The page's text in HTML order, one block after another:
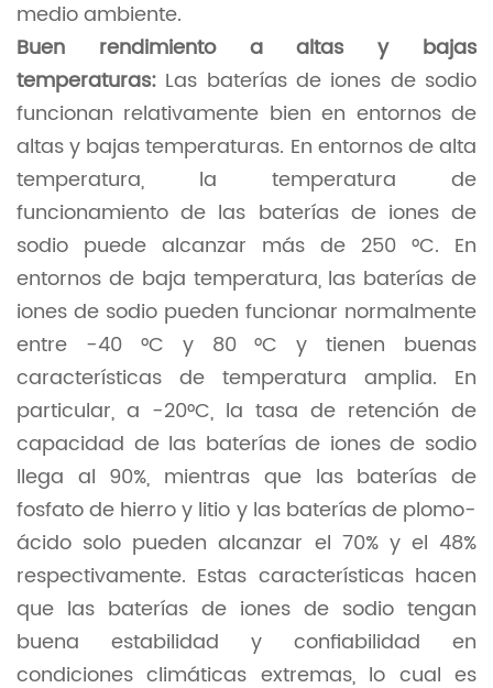
medio ambiente.
Buen rendimiento a altas y bajas
temperaturas: Las baterías de iones de sodio
funcionan relativamente bien en entornos de
altas y bajas temperaturas. En entornos de alta
temperatura, la temperatura de
funcionamiento de las baterías de iones de
sodio puede alcanzar más de 250 °C. En
entornos de baja temperatura, las baterías de
iones de sodio pueden funcionar normalmente
entre -40 °C y 80 °C y tienen buenas
características de temperatura amplia. En
particular, a -20°C, la tasa de retención de
capacidad de las baterías de iones de sodio
llega al 90%, mientras que las baterías de
fosfato de hierro y litio y las baterías de plomo-
ácido solo pueden alcanzar el 70% y el 48%
respectivamente. Estas características hacen
que las baterías de iones de sodio tengan
buena estabilidad y confiabilidad en
condiciones climáticas extremas, lo cual es